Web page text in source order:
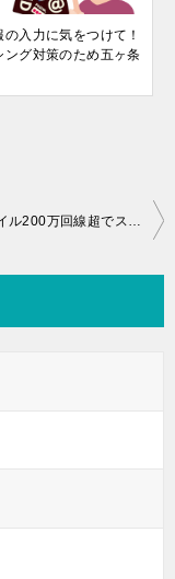
の入力に気をつけて！
ング対策のため五ヶ条
楽天モバイル200万回線超でスタート！2021年始まる一週間